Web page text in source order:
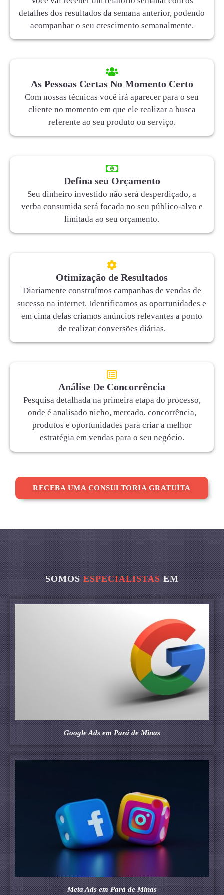
detalhes dos resultados da semana anterior, podendo
acompanhar o seu crescimento semanalmente.
As Pessoas Certas No Momento Certo
Com nossas técnicas você irá aparecer para o seu
cliente no momento em que ele realizar a busca
referente ao seu produto ou serviço.
Defina seu Orçamento
Seu dinheiro investido não será desperdiçado, a
verba consumida será focada no seu público-alvo e
limitada ao seu orçamento.
Otimização de Resultados
Diariamente construímos campanhas de vendas de
sucesso na internet. Identificamos as oportunidades e
em cima delas criamos anúncios relevantes a ponto
de realizar conversões diárias.
Análise De Concorrência
Pesquisa detalhada na primeira etapa do processo,
onde é analisado nicho, mercado, concorrência,
produtos e oportunidades para criar a melhor
estratégia em vendas para o seu negócio.
RECEBA UMA CONSULTORIA GRATUÍTA
SOMOSESPECIALISTASEM
Google Ads em Pará de Minas
Meta Ads em Pará de Minas